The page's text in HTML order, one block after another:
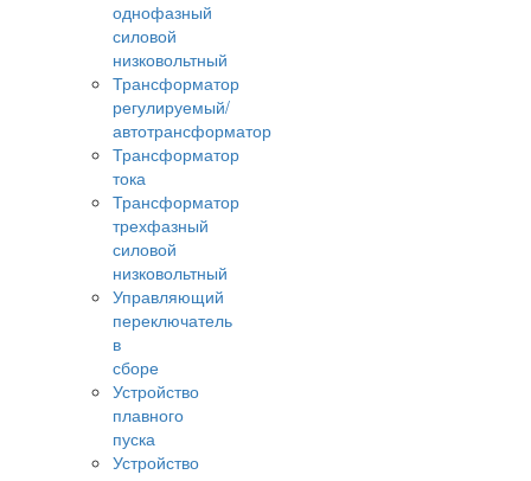
однофазный
силовой
низковольтный
Трансформатор
регулируемый/
автотрансформатор
Трансформатор
тока
Трансформатор
трехфазный
силовой
низковольтный
Управляющий
переключатель
в
сборе
Устройство
плавного
пуска
Устройство